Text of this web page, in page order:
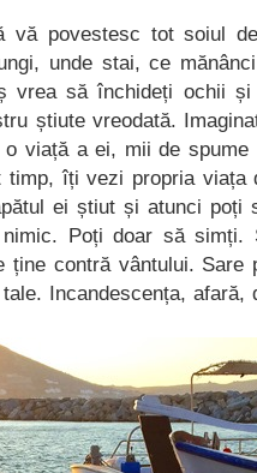
povestesc tot soiul
unde stai, ce
vrea să închideți ochii
știute vreodată.
viață a ei, mii de
îți vezi propria viața
ei știut și atunci poți
Poți doar să simți.
ține contră vântului. Sare
Incandescența, afară,